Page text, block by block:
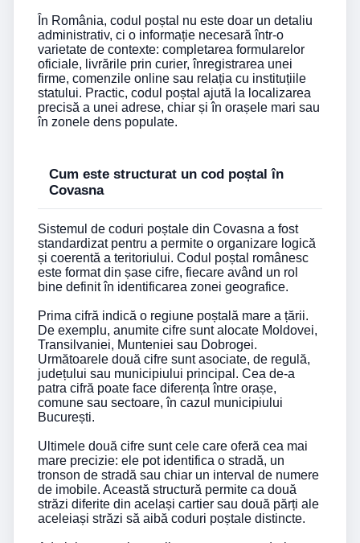
În România, codul poștal nu este doar un detaliu
administrativ, ci o informație necesară într-o
varietate de contexte: completarea formularelor
oficiale, livrările prin curier, înregistrarea unei
firme, comenzile online sau relația cu instituțiile
statului. Practic, codul poștal ajută la localizarea
precisă a unei adrese, chiar și în orașele mari sau
în zonele dens populate.
Cum este structurat un cod poștal în
Covasna
Sistemul de coduri poștale din Covasna a fost
standardizat pentru a permite o organizare logică
și coerentă a teritoriului. Codul poștal românesc
este format din șase cifre, fiecare având un rol
bine definit în identificarea zonei geografice.
Prima cifră indică o regiune poștală mare a țării.
De exemplu, anumite cifre sunt alocate Moldovei,
Transilvaniei, Munteniei sau Dobrogei.
Următoarele două cifre sunt asociate, de regulă,
județului sau municipiului principal. Cea de-a
patra cifră poate face diferența între orașe,
comune sau sectoare, în cazul municipiului
București.
Ultimele două cifre sunt cele care oferă cea mai
mare precizie: ele pot identifica o stradă, un
tronson de stradă sau chiar un interval de numere
de imobile. Această structură permite ca două
străzi diferite din același cartier sau două părți ale
aceleiași străzi să aibă coduri poștale distincte.